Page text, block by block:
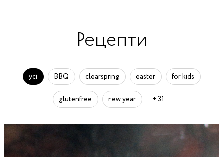
Рецепти
усі BBQ clearspring easter for kids
glutenfree new year + 31